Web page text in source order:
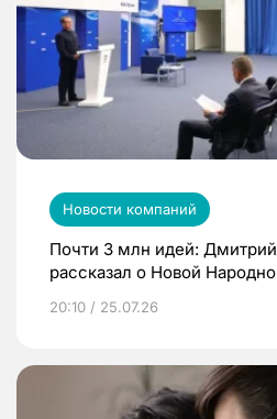
Новости компаний
Почти 3 млн идей:
рассказал о Новой
20:10 / 25.07.26